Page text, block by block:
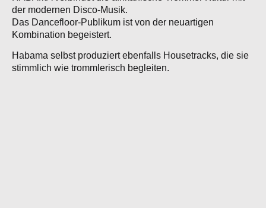
der modernen Disco-Musik.
Das Dancefloor-Publikum ist von der neuartigen
Kombination begeistert.
Habama selbst produziert ebenfalls Housetracks, die sie
stimmlich wie trommlerisch begleiten.